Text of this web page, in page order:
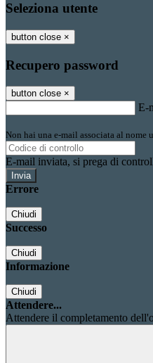
Seleziona utente
button close ×
Recupero password
button close ×
E-
Non hai una e-mail associata al nome
E-mail inviata, si prega di
Errore
Chiudi
Successo
Chiudi
Informazione
Chiudi
Attendere...
Attendere il completamento